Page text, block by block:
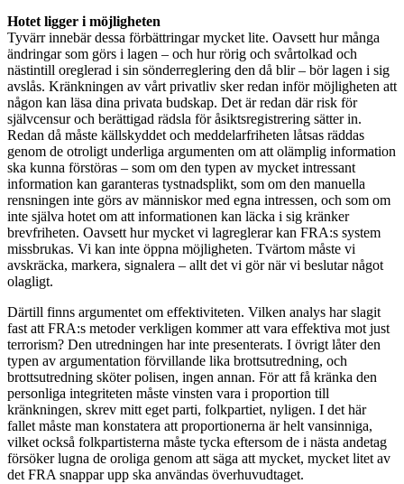
Hotet ligger i möjligheten
Tyvärr innebär dessa förbättringar mycket lite. Oavsett hur många
ändringar som görs i lagen – och hur rörig och svårtolkad och
nästintill oreglerad i sin sönderreglering den då blir – bör lagen i sig
avslås. Kränkningen av vårt privatliv sker redan inför möjligheten att
någon kan läsa dina privata budskap. Det är redan där risk för
självcensur och berättigad rädsla för åsiktsregistrering sätter in.
Redan då måste källskyddet och meddelarfriheten låtsas räddas
genom de otroligt underliga argumenten om att olämplig information
ska kunna förstöras – som om den typen av mycket intressant
information kan garanteras tystnadsplikt, som om den manuella
rensningen inte görs av människor med egna intressen, och som om
inte själva hotet om att informationen kan läcka i sig kränker
brevfriheten. Oavsett hur mycket vi lagreglerar kan FRA:s system
missbrukas. Vi kan inte öppna möjligheten. Tvärtom måste vi
avskräcka, markera, signalera – allt det vi gör när vi beslutar något
olagligt.
Därtill finns argumentet om effektiviteten. Vilken analys har slagit
fast att FRA:s metoder verkligen kommer att vara effektiva mot just
terrorism? Den utredningen har inte presenterats. I övrigt låter den
typen av argumentation förvillande lika brottsutredning, och
brottsutredning sköter polisen, ingen annan. För att få kränka den
personliga integriteten måste vinsten vara i proportion till
kränkningen, skrev mitt eget parti, folkpartiet, nyligen. I det här
fallet måste man konstatera att proportionerna är helt vansinniga,
vilket också folkpartisterna måste tycka eftersom de i nästa andetag
försöker lugna de oroliga genom att säga att mycket, mycket litet av
det FRA snappar upp ska användas överhuvudtaget.